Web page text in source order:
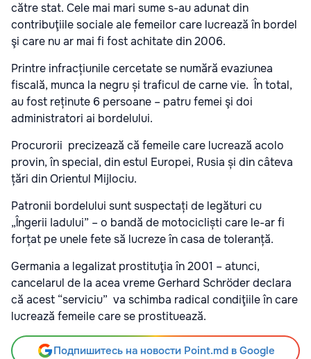
către stat. Cele mai mari sume s-au adunat din
contribuţiile sociale ale femeilor care lucrează în bordel
şi care nu ar mai fi fost achitate din 2006.
Printre infracțiunile cercetate se numără evaziunea
fiscală, munca la negru și traficul de carne vie. În total,
au fost reținute 6 persoane – patru femei şi doi
administratori ai bordelului.
Procurorii precizează că femeile care lucrează acolo
provin, în special, din estul Europei, Rusia și din câteva
țări din Orientul Mijlociu.
Patronii bordelului sunt suspectați de legături cu
„Îngerii Iadului” – o bandă de motocicliști care le-ar fi
forțat pe unele fete să lucreze în casa de toleranță.
Germania a legalizat prostituţia în 2001 – atunci,
cancelarul de la acea vreme Gerhard Schröder declara
că acest “serviciu” va schimba radical condiţiile în care
lucrează femeile care se prostituează.
Подпишитесь на новости Point.md в Google